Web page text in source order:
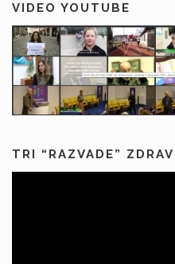
VIDEO YOUTUBE
TRI “RAZVADE”